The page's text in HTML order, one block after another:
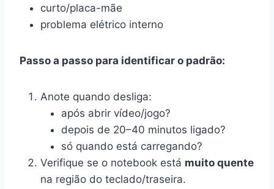
curto/placa-mãe
problema elétrico interno
Passo a passo para identificar o padrão:
Anote quando desliga:
após abrir vídeo/jogo?
depois de 20–40 minutos ligado?
só quando está carregando?
Verifique se o notebook está muito quente
na região do teclado/traseira.